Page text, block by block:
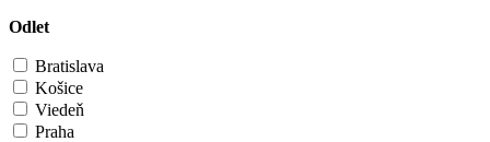
Odlet
Bratislava
Košice
Viedeň
Praha